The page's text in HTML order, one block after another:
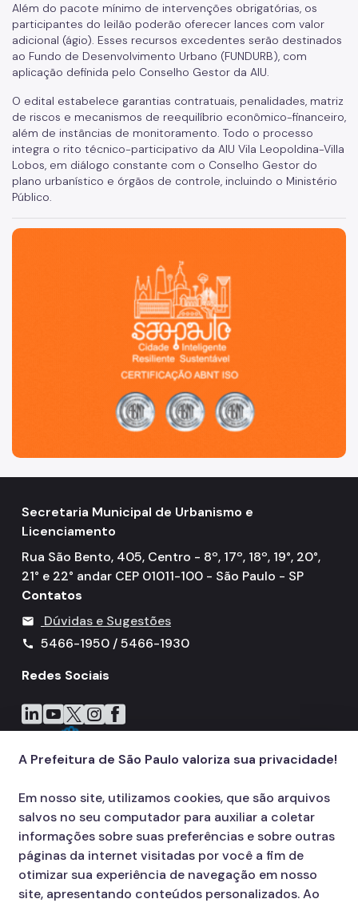
Além do pacote mínimo de intervenções obrigatórias, os
participantes do leilão poderão oferecer lances com valor
adicional (ágio). Esses recursos excedentes serão destinados
ao Fundo de Desenvolvimento Urbano (FUNDURB), com
aplicação definida pelo Conselho Gestor da AIU.
O edital estabelece garantias contratuais, penalidades, matriz
de riscos e mecanismos de reequilíbrio econômico-financeiro,
além de instâncias de monitoramento. Todo o processo
integra o rito técnico-participativo da AIU Vila Leopoldina-Villa
Lobos, em diálogo constante com o Conselho Gestor do
plano urbanístico e órgãos de controle, incluindo o Ministério
Público.
São Paulo, cidade inteligente, resiliente e sustentável
Secretaria Municipal de Urbanismo e
Licenciamento
Rua São Bento, 405, Centro - 8º, 17º, 18º, 19°, 20°,
21° e 22° andar CEP 01011-100 - São Paulo - SP
Contatos
mail Dúvidas e Sugestões
call
5466-1950 / 5466-1930
Redes Sociais
Icone do LinkedIn
Icone do YouTube
Icone do X
Icone do Instagram
Icone do Facebook
A Prefeitura de São Paulo valoriza sua privacidade!
Em nosso site, utilizamos cookies, que são arquivos
salvos no seu computador para auxiliar a coletar
informações sobre suas preferências e sobre outras
páginas da internet visitadas por você a fim de
otimizar sua experiência de navegação em nosso
site, apresentando conteúdos personalizados. Ao